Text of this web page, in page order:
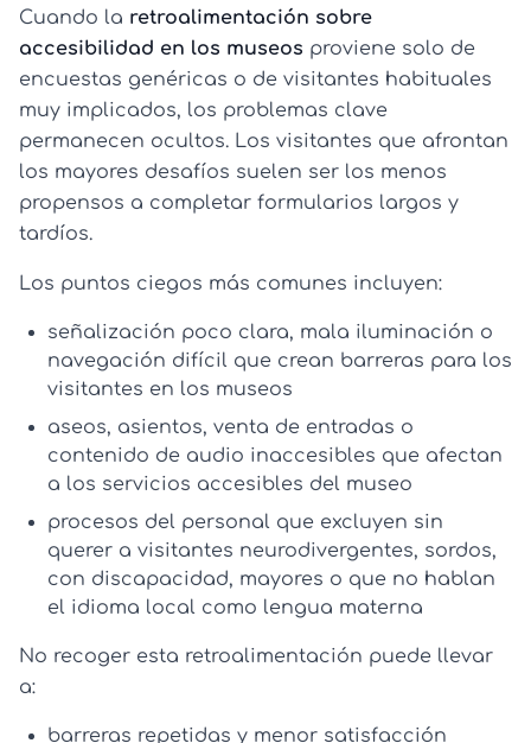
Cuando la retroalimentación sobre
accesibilidad en los museos proviene solo de
encuestas genéricas o de visitantes habituales
muy implicados, los problemas clave
permanecen ocultos. Los visitantes que afrontan
los mayores desafíos suelen ser los menos
propensos a completar formularios largos y
tardíos.
Los puntos ciegos más comunes incluyen:
señalización poco clara, mala iluminación o
navegación difícil que crean barreras para los
visitantes en los museos
aseos, asientos, venta de entradas o
contenido de audio inaccesibles que afectan
a los servicios accesibles del museo
procesos del personal que excluyen sin
querer a visitantes neurodivergentes, sordos,
con discapacidad, mayores o que no hablan
el idioma local como lengua materna
No recoger esta retroalimentación puede llevar
a:
barreras repetidas y menor satisfacción